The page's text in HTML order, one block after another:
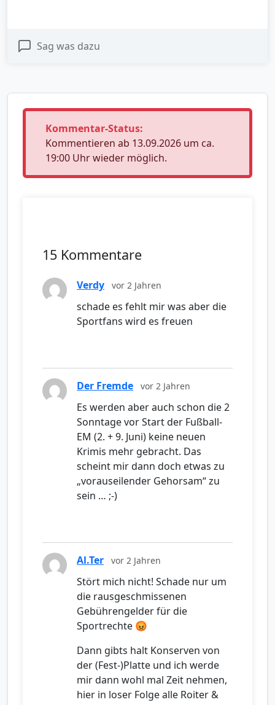
Sag was dazu
Kommentar-Status:
Kommentieren ab 13.09.2026 um ca.
19:00 Uhr wieder möglich.
15 Kommentare
Verdy vor 2 Jahren
schade es fehlt mir was aber die
Sportfans wird es freuen
Der Fremde vor 2 Jahren
Es werden aber auch schon die 2
Sonntage vor Start der Fußball-
EM (2. + 9. Juni) keine neuen
Krimis mehr gebracht. Das
scheint mir dann doch etwas zu
„vorauseilender Gehorsam“ zu
sein … ;-)
Al.Ter vor 2 Jahren
Stört mich nicht! Schade nur um
die rausgeschmissenen
Gebührengelder für die
Sportrechte 😡
Dann gibts halt Konserven von
der (Fest-)Platte und ich werde
mir dann wohl mal Zeit nehmen,
hier in loser Folge alle Roiter &